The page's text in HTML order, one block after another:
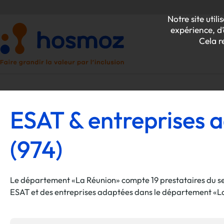
Notre site
expérience,
Cela
ESAT & entreprises
(974)
Le département «La Réunion» compte 19 prestataires du
ESAT et des entreprises adaptées dans le département